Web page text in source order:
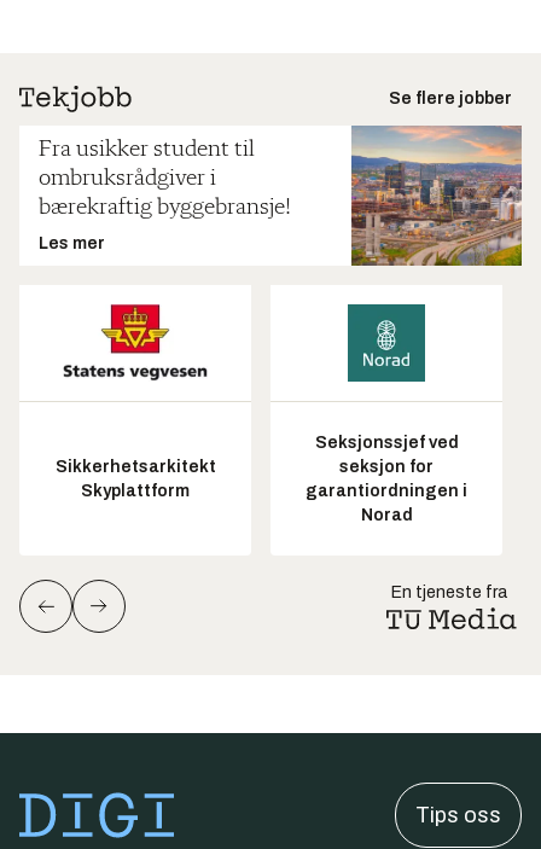
Se flere jobber
Fra usikker student til
ombruksrådgiver i
bærekraftig byggebransje!
Les mer
Sikkerhetsarkitekt
Skyplattform
Seksjonssjef ved
seksjon for
garantiordningen i
Norad
En tjeneste fra
Tips oss